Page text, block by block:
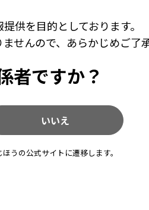
供を目的としております。
せんので、あらかじめご了
者ですか？
いいえ
うの公式サイトに遷移します。